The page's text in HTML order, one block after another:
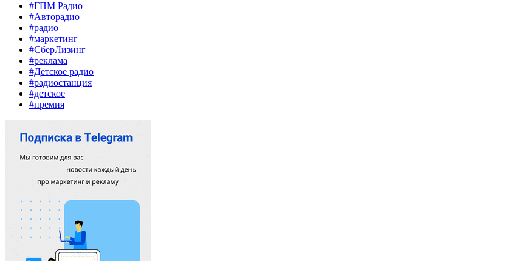
#ГПМ Радио
#Авторадио
#радио
#маркетинг
#СберЛизинг
#реклама
#Детское радио
#радиостанция
#детское
#премия